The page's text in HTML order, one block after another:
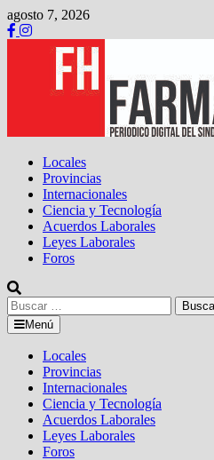
Saltar
al
contenido
agosto 7, 2026
Locales
Provincias
Internacionales
Ciencia y Tecnología
Acuerdos Laborales
Leyes Laborales
Foros
Buscar:
Menú
Locales
Provincias
Internacionales
Ciencia y Tecnología
Acuerdos Laborales
Leyes Laborales
Foros